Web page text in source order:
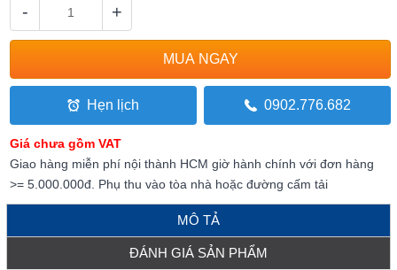
- +
Hẹn lịch 0902.776.682
Giá chưa gồm VAT
Giao hàng miễn phí nội thành HCM giờ hành chính với đơn hàng
>= 5.000.000đ. Phụ thu vào tòa nhà hoặc đường cấm tải
MÔ TẢ
ĐÁNH GIÁ SẢN PHẨM